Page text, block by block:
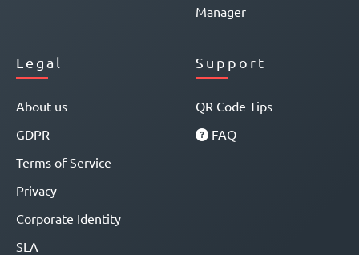
Manager
Legal
About us
GDPR
Terms of Service
Privacy
Corporate Identity
SLA
Support
QR Code Tips
FAQ